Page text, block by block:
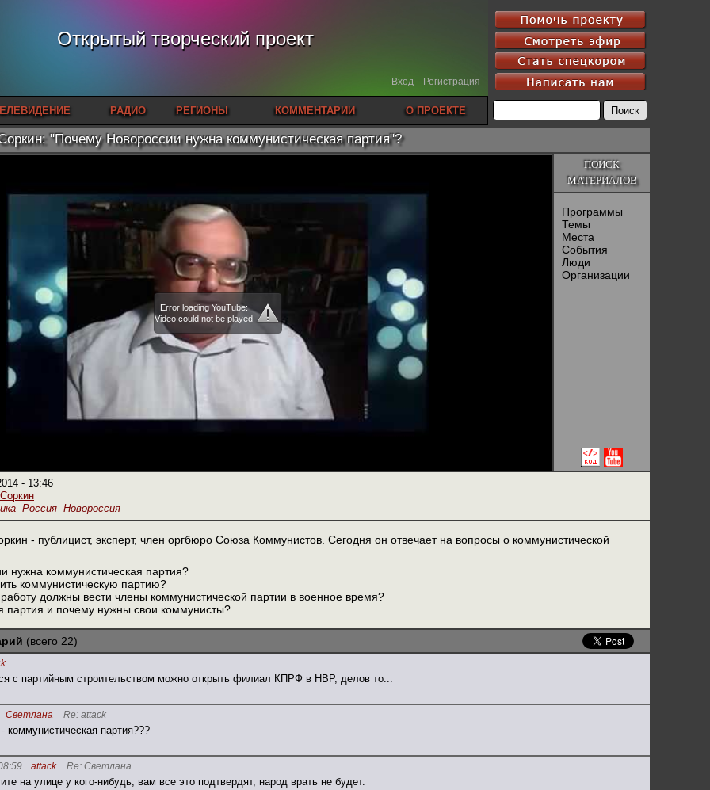
Открытый творческий проект
Вход Регистрация
РАДИО РЕГИОНЫ КОММЕНТАРИИ О ПРОЕКТЕ
"Почему Новороссии нужна коммунистическая партия"?
ПОИСК
МАТЕРИАЛОВ
Программы
Темы
Места
События
Люди
Организации
Error loading YouTube:
Video could not be played
- 13:46
Россия Новороссия
- публицист, эксперт, член оргбюро Союза Коммунистов. Сегодня он отвечает на вопросы о коммунистической
нужна коммунистическая партия?
коммунистическую партию?
должны вести члены коммунистической партии в военное время?
партия и почему нужны свои коммунисты?
(всего 22)
с партийным строительством можно открыть филиал КПРФ в НВР, делов то...
Светлана Re: attack
партия???
attack Re: Светлана
на улице у кого-нибудь, вам все это подтвердят, народ врать не будет.